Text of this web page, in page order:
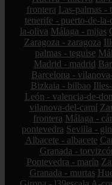
frontera Las-palmas -
tenerife - puerto-de-la-
la-oliva Málaga - mijas
Zaragoza - zaragoza
palmas - teguise
Madrid - madrid
Barcelona -
Bizkaia - bilbao
León - valencia-de-
vilanova-del-camí
frontera Málaga -
pontevedra Sevilla -
Albacete - albacete
Granada -
Pontevedra - marín
Granada - murtas